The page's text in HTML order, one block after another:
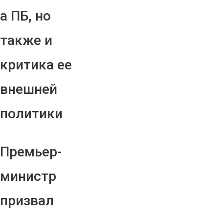
а ПБ, но
также и
критика ее
внешней
политики
Премьер-
министр
призвал